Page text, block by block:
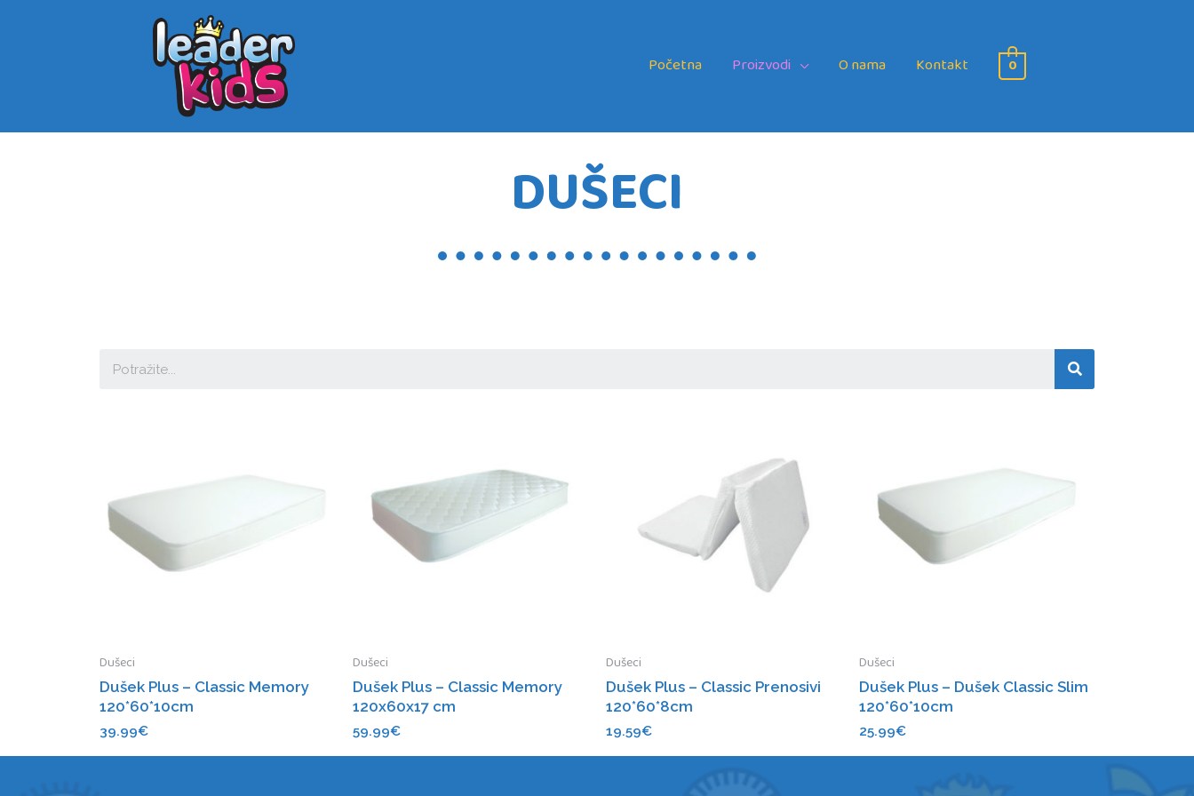
Početna Proizvodi O nama Kontakt 0
DUŠECI
Dušeci
Dušek Plus – Classic Memory
120*60*10cm
39.99€
Dušeci
Dušek Plus – Classic Memory
120x60x17 cm
59.99€
Dušeci
Dušek Plus – Classic Prenosivi
120*60*8cm
19.59€
Dušeci
Dušek Plus – Dušek Classic Slim
120*60*10cm
25.99€